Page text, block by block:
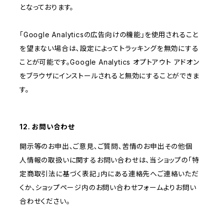
となっております。
「Google Analyticsの広告向けの機能」を使用されること
を望まない場合は、設定によってトラッキングを無効にする
ことが可能です。Google Analytics オプトアウト アドオン
をブラウザにインストールされると無効にすることができま
す。
12. お問い合わせ
開示等のお申出、ご意見、ご質問、苦情のお申出その他個
人情報の取扱いに関するお問い合わせは、当ショップの「特
定商取引法に基づく表記」内にある連絡先へご連絡いただ
くか、ショップページ内のお問い合わせフォームよりお問い
合わせください。